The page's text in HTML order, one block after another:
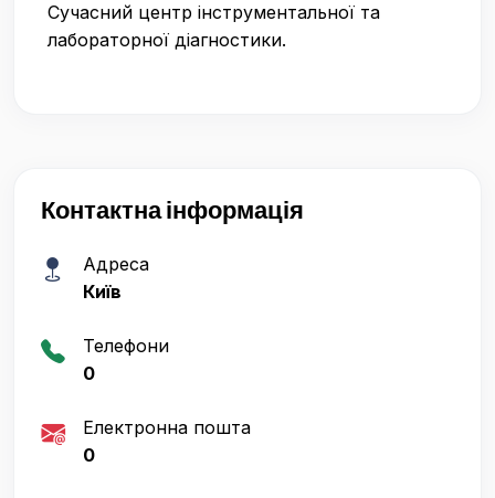
Сучасний центр інструментальної та
лабораторної діагностики.
Контактна інформація
Адреса
Київ
Телефони
0
Електронна пошта
0